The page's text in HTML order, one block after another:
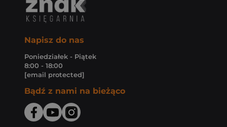
Napisz do nas
Poniedziałek - Piątek
8:00 - 18:00
[email protected]
Bądź z nami na bieżąco